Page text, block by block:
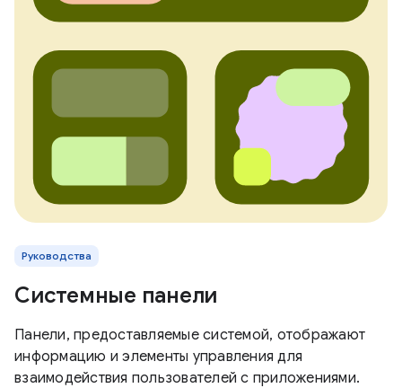
Руководства
Системные панели
Панели, предоставляемые системой, отображают
информацию и элементы управления для
взаимодействия пользователей с приложениями.